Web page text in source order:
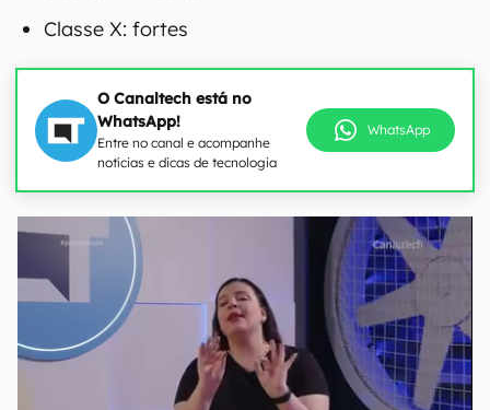
Classe X: fortes
O Canaltech está no
WhatsApp!
Entre no canal e acompanhe
notícias e dicas de tecnologia
WhatsApp